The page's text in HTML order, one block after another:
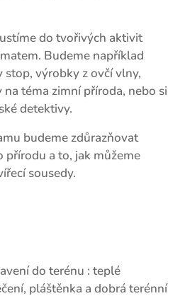
do tvořivých aktivit
Budeme například
výrobky z ovčí vlny,
téma zimní příroda, nebo si
detektivy.
budeme zdůrazňovat
přírodu a to, jak můžeme
sousedy.
do terénu : teplé
pláštěnka a dobrá terénní